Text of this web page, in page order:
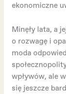
ekonomiczne
Minęły lata, a
o rozwagę i
moda
wpływów, ale
się jeszcze